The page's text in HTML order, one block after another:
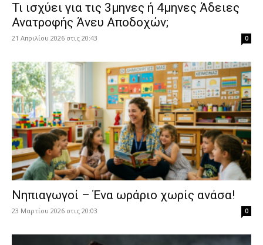
​Τι ισχύει για τις 3μηνες ή 4μηνες Άδειες
Ανατροφής Άνευ Αποδοχών;
21 Απριλίου 2026 στις 20:43 0
Νηπιαγωγοί – Ένα ωράριο χωρίς ανάσα!
23 Μαρτίου 2026 στις 20:03 0